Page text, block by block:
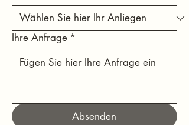
Ihre Anfrage *
Absenden